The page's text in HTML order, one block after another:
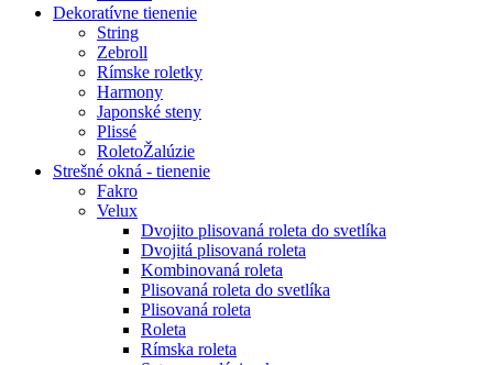
Dekoratívne tienenie
String
Zebroll
Rímske roletky
Harmony
Japonské steny
Plissé
RoletoŽalúzie
Strešné okná - tienenie
Fakro
Velux
Dvojito plisovaná roleta do svetlíka
Dvojitá plisovaná roleta
Kombinovaná roleta
Plisovaná roleta do svetlíka
Plisovaná roleta
Roleta
Rímska roleta